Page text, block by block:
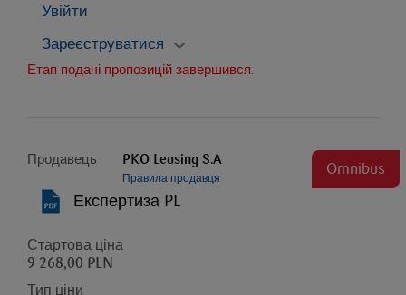
Увійти
Зареєструватися
Етап подачі пропозицій завершився.
Продавець PKO Leasing S.A
Правила продавця
Omnibus
Експертиза PL
Стартова ціна
9 268,00 PLN
Тип ціни